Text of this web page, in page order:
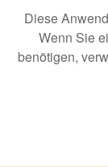
Diese
Wenn Sie
benötigen,